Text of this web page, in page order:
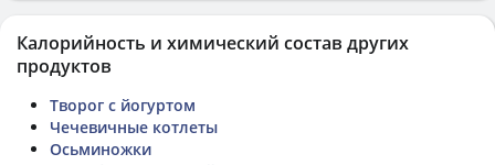
Калорийность и химический состав других
продуктов
Творог с йогуртом
Чечевичные котлеты
Осьминожки